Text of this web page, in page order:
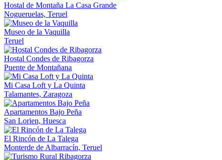
Hostal de Montaña La Casa Grande
Nogueruelas, Teruel
Museo de la Vaquilla
Teruel
Hostal Condes de Ribagorza
Puente de Montañana
Mi Casa Loft y La Quinta
Talamantes, Zaragoza
Apartamentos Bajo Peña
San Lorien, Huesca
El Rincón de La Talega
Monterde de Albarracín, Teruel